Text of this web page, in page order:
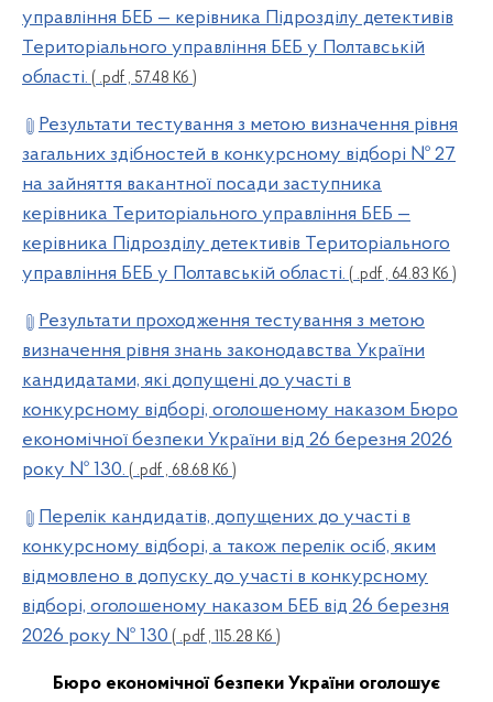
управління БЕБ — керівника Підрозділу детективів
Територіального управління БЕБ у Полтавській
області. ( .pdf , 57.48 Кб )
Результати тестування з метою визначення рівня
загальних здібностей в конкурсному відборі № 27
на зайняття вакантної посади заступника
керівника Територіального управління БЕБ —
керівника Підрозділу детективів Територіального
управління БЕБ у Полтавській області. ( .pdf , 64.83 Кб )
Результати проходження тестування з метою
визначення рівня знань законодавства України
кандидатами, які допущені до участі в
конкурсному відборі, оголошеному наказом Бюро
економічної безпеки України від 26 березня 2026
року № 130. ( .pdf , 68.68 Кб )
Перелік кандидатів, допущених до участі в
конкурсному відборі, а також перелік осіб, яким
відмовлено в допуску до участі в конкурсному
відборі, оголошеному наказом БЕБ від 26 березня
2026 року № 130 ( .pdf , 115.28 Кб )
Бюро економічної безпеки України оголошує